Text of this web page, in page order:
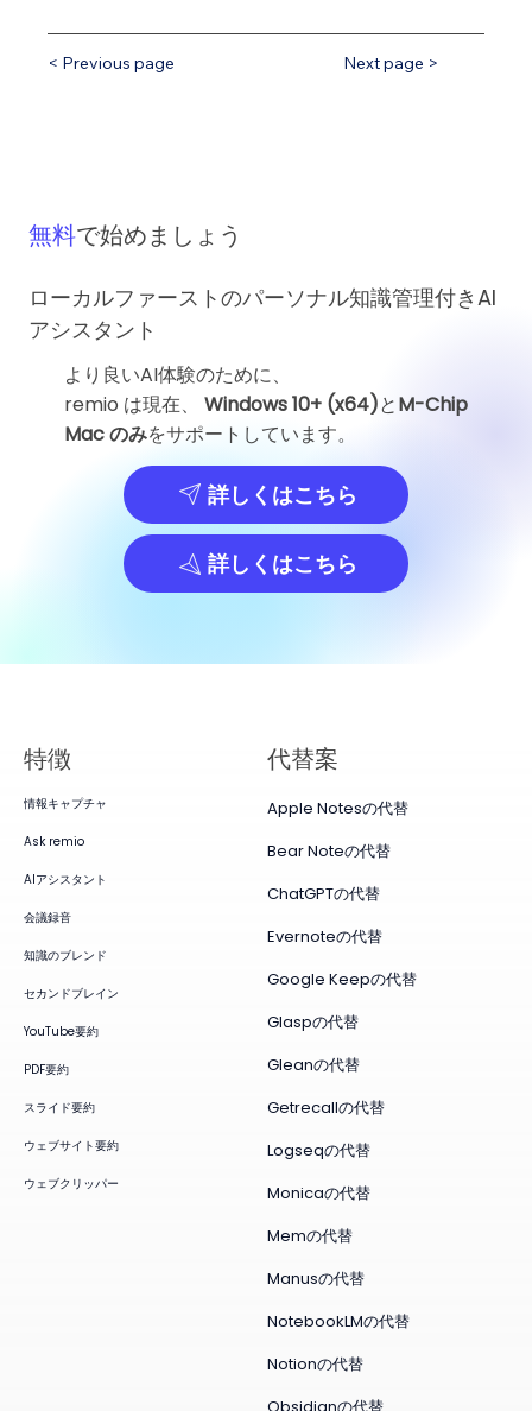
< Previous page Next page >
無料で始めましょう
ローカルファーストのパーソナル知識管理付きAI
アシスタント
より良いAI体験のために、
remio は現在、 Windows 10+ (x64)とM-Chip
Mac のみをサポートしています。
詳しくはこちら
詳しくはこちら
特徴
情報キャプチャ
Ask remio
AIアシスタント
会議録音
知識のブレンド
セカンドブレイン
YouTube要約
PDF要約
スライド要約
ウェブサイト要約
ウェブクリッパー
代替案
Apple Notesの代替
Bear Noteの代替
ChatGPTの代替
Evernoteの代替
Google Keepの代替
Glaspの代替
Gleanの代替
Getrecallの代替
Logseqの代替
Monicaの代替
Memの代替
Manusの代替
NotebookLMの代替
Notionの代替